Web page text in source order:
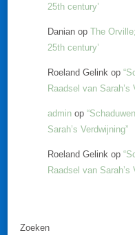
25th century’
Danian op The
25th century’
Roeland Gelink op
Raadsel van Sarah’s
admin op
Sarah’s Verdwijning”
Roeland Gelink op
Raadsel van Sarah’s
Zoeken